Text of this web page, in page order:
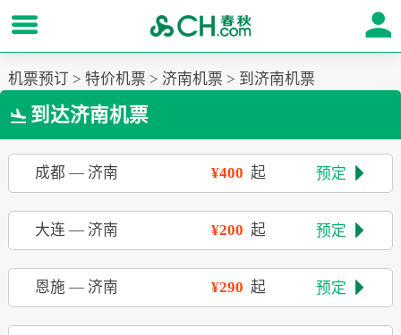
机票预订 > 特价机票 > 济南机票 > 到济南机票
 到达济南机票
成都 — 济南 ¥400起 预定 
大连 — 济南 ¥200起 预定 
恩施 — 济南 ¥290起 预定 